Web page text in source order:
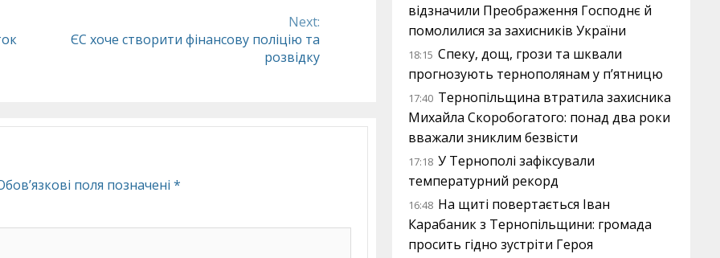
Next:
ЄС хоче створити фінансову поліцію та
розвідку
поля позначені *
відзначили Преображення Господнє й
помолилися за захисників України
18:15 Спеку, дощ, грози та шквали
прогнозують тернополянам у п’ятницю
17:40 Тернопільщина втратила захисника
Михайла Скоробогатого: понад два роки
вважали зниклим безвісти
17:18 У Тернополі зафіксували
температурний рекорд
16:48 На щиті повертається Іван
Карабаник з Тернопільщини: громада
просить гідно зустріти Героя